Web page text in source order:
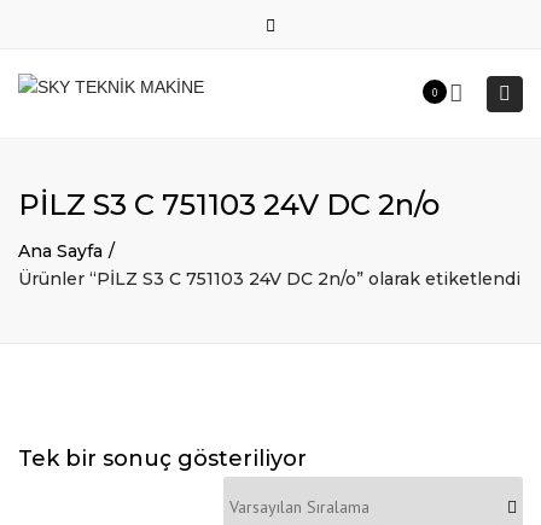
web@skyteknikmakine.com
0
PİLZ S3 C 751103 24V DC 2n/o
Ana Sayfa
Ürünler “PİLZ S3 C 751103 24V DC 2n/o” olarak etiketlendi
Tek bir sonuç gösteriliyor